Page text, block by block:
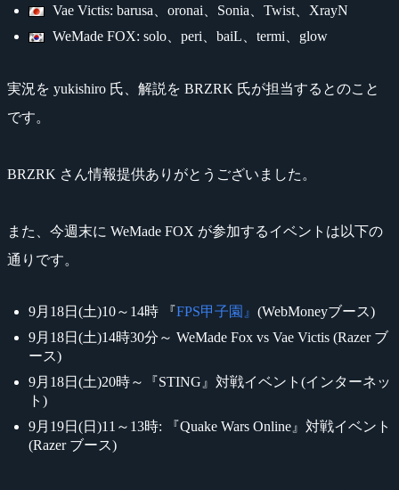
Vae Victis: barusa、oronai、Sonia、Twist、XrayN
WeMade FOX: solo、peri、baiL、termi、glow
実況を yukishiro 氏、解説を BRZRK 氏が担当するとのこと
です。
BRZRK さん情報提供ありがとうございました。
また、今週末に WeMade FOX が参加するイベントは以下の
通りです。
9月18日(土)10～14時 『FPS甲子園』 (WebMoneyブース)
9月18日(土)14時30分～ WeMade Fox vs Vae Victis (Razer ブ
ース)
9月18日(土)20時～『STING』対戦イベント(インターネッ
ト)
9月19日(日)11～13時: 『Quake Wars Online』対戦イベント
(Razer ブース)